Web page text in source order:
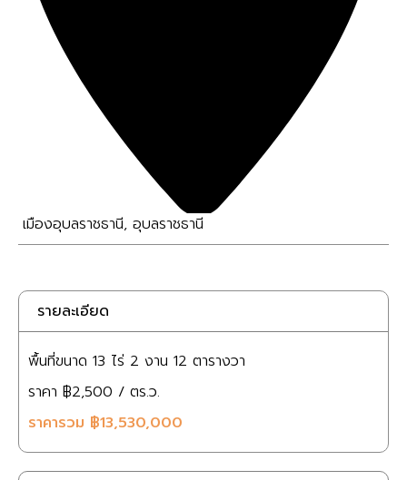
เมืองอุบลราชธานี, อุบลราชธานี
รายละเอียด
พื้นที่ขนาด 13 ไร่ 2 งาน 12 ตารางวา
ราคา ฿2,500 / ตร.ว.
ราคารวม ฿13,530,000